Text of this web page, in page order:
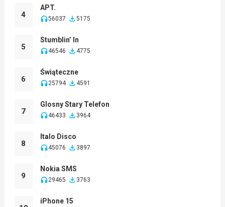
4
APT.
56037 5175
5
Stumblin’ In
46546 4775
6
Świąteczne
25794 4591
7
Glosny Stary Telefon
46433 3964
8
Italo Disco
45076 3897
9
Nokia SMS
29465 3763
iPhone 15